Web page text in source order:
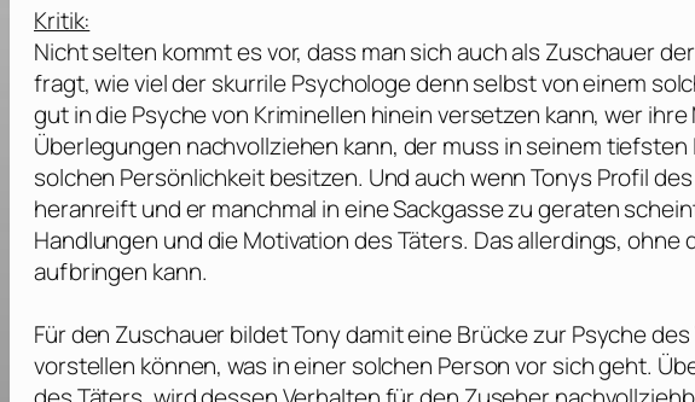
Kritik:
Nicht selten kommt es vor, dass man sich auch als Zuschauer
fragt, wie viel der skurrile Psychologe denn selbst von einem
gut in die Psyche von Kriminellen hinein versetzen kann, wer
Überlegungen nachvollziehen kann, der muss in seinem
solchen Persönlichkeit besitzen. Und auch wenn Tonys Profil
heranreift und er manchmal in eine Sackgasse zu geraten
Handlungen und die Motivation des Täters. Das allerdings, ohne
aufbringen kann.
Für den Zuschauer bildet Tony damit eine Brücke zur Psyche
vorstellen können, was in einer solchen Person vor sich geht.